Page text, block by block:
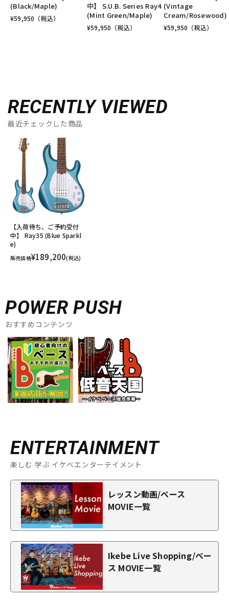
(Black/Maple)
¥59,950 （税込）
中】 S.U.B. Series Ray4
(Mint Green/Maple)
¥59,950 （税込）
(Vintage
Cream/Rosewood)
¥59,950 （税込）
RECENTLY VIEWED
最近チェックした商品
【入荷待ち、ご予約受付
中】 Ray35 (Blue Sparkl
e)
販売価格¥189,200(税込)
POWER PUSH
おすすめコンテンツ
ENTERTAINMENT
楽しむ 学ぶ イケベエンターテイメント
レッスン動画/ベース
MOVIE一覧
Ikebe Live Shopping/ベー
ス MOVIE一覧